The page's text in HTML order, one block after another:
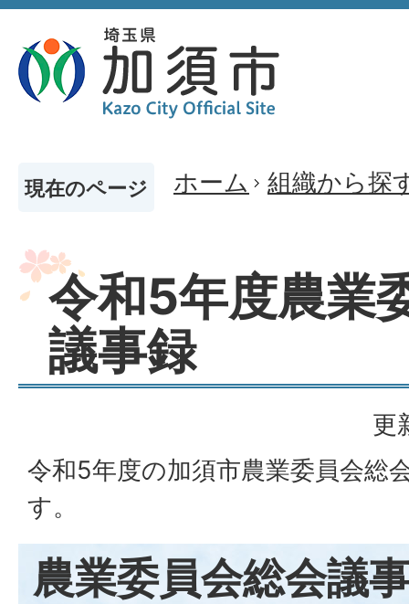
現在のページ ホーム 組織から探
令和5年度農業
議事録
更
令和5年度の加須市農業委員会総
す。
農業委員会総会議